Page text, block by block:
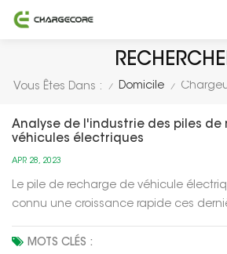
Vous Êtes Dans : / Domicile /
Analyse de l'industrie des piles de
véhicules électriques
APR 28, 2023
Le pile de recharge de véhicule
connu une croissance rapide ces
(VE) et du besoin d'une infrastructure
MOTS CLÉS :